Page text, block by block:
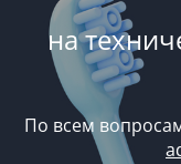
на
По всем